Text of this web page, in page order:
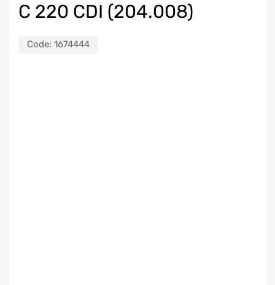
C 220 CDI (204.008)
Code: 1674444